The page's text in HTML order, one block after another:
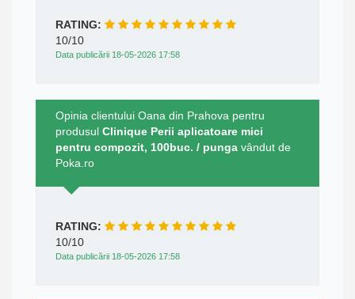
RATING:
10/10
Data publicării 18-05-2026 17:58
Opinia clientului Oana din Prahova pentru
produsul Clinique Perii aplicatoare mici
pentru compozit, 100buc. / punga vândut de
Poka.ro
RATING:
10/10
Data publicării 18-05-2026 17:58